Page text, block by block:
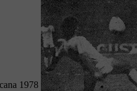
1978